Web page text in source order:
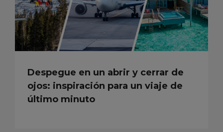
Despegue en un abrir y cerrar de
ojos: inspiración para un viaje de
último minuto